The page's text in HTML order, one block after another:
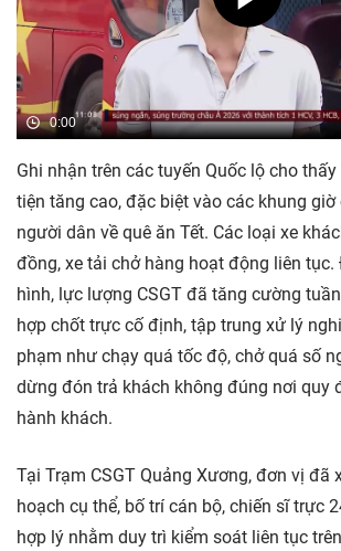
0:00
Ghi nhận trên các tuyến Quốc lộ cho
tiện tăng cao, đặc biệt vào các khung
người dân về quê ăn Tết. Các loại xe
đồng, xe tải chở hàng hoạt động liên
hình, lực lượng CSGT đã tăng cường
hợp chốt trực cố định, tập trung xử lý
phạm như chạy quá tốc độ, chở quá số
dừng đón trả khách không đúng nơi quy
hành khách.
Tại Trạm CSGT Quảng Xương, đơn vị đã
hoạch cụ thể, bố trí cán bộ, chiến sĩ trực
hợp lý nhằm duy trì kiểm soát liên tục